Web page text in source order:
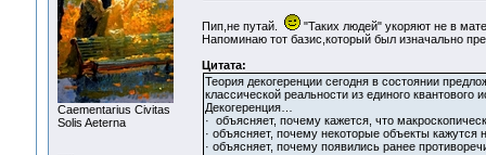
Сaementarius Civitas
Solis Aeterna
Пип,не путай.
"Таких людей" укоряют не в
Напоминаю тот базис,который был изначально
Цитата:
Теория декогеренции сегодня в состоянии
классической реальности из единого квантового
Декогеренция…
· объясняет, почему кажется, что
· объясняет, почему некоторые объекты
· объясняет, почему появились ранее